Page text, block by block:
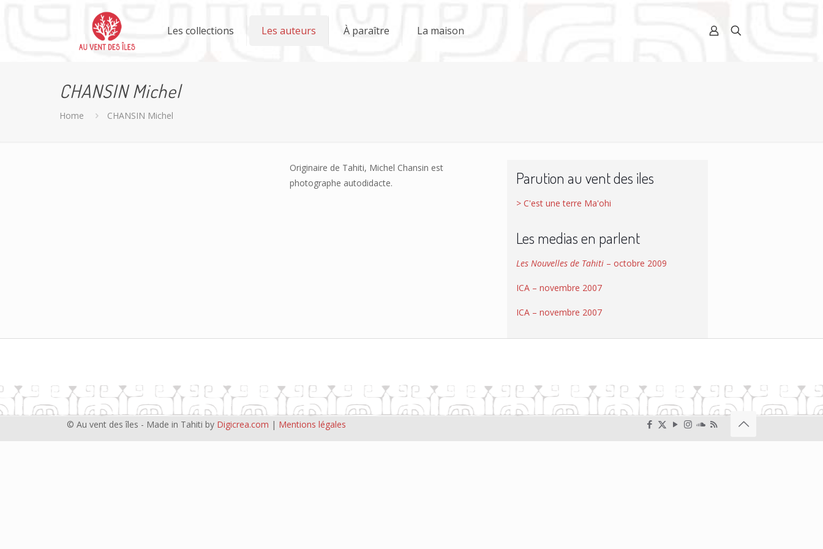
Les collections Les auteurs À paraître La maison
CHANSIN Michel
Home CHANSIN Michel
Originaire de Tahiti, Michel Chansin est
photographe autodidacte.
Parution au vent des iles
> C'est une terre Ma'ohi
Les medias en parlent
Les Nouvelles de Tahiti – octobre 2009
ICA – novembre 2007
ICA – novembre 2007
© Au vent des îles - Made in Tahiti by Digicrea.com | Mentions légales